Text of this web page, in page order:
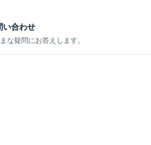
い合わせ
な疑問にお答えします。